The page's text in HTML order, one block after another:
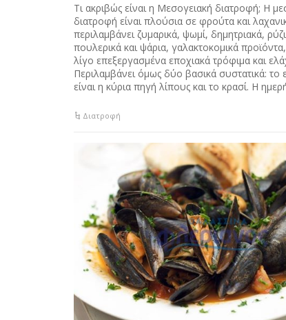
Τι ακριβώς είναι η Μεσογειακή διατροφή; Η
διατροφή είναι πλούσια σε φρούτα και
περιλαμβάνει ζυμαρικά, ψωμί, δημητριακά,
πουλερικά και ψάρια, γαλακτοκομικά
λίγο επεξεργασμένα εποχιακά τρόφιμα και
Περιλαμβάνει όμως δύο βασικά συστατικά: το
είναι η κύρια πηγή λίπους και το κρασί. Η
Διατροφή